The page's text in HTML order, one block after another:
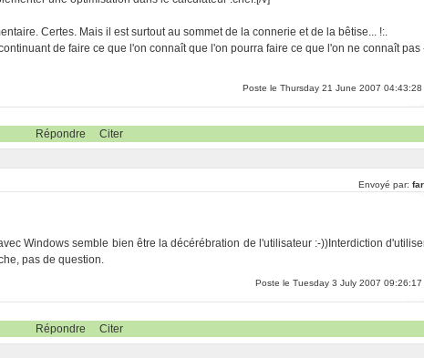
Certes. Mais il est surtout au sommet de la connerie et de la bêtise... !:.
de faire ce que l'on connaît que l'on pourra faire ce que l'on ne connaît pas
Poste le Thursday 21 June 2007 04:43:28
Répondre Citer
Envoyé par:
Windows semble bien être la décérébration de l'utilisateur :-))Interdiction
pas de question.
Poste le Tuesday 3 July 2007 09:26:17
Répondre Citer